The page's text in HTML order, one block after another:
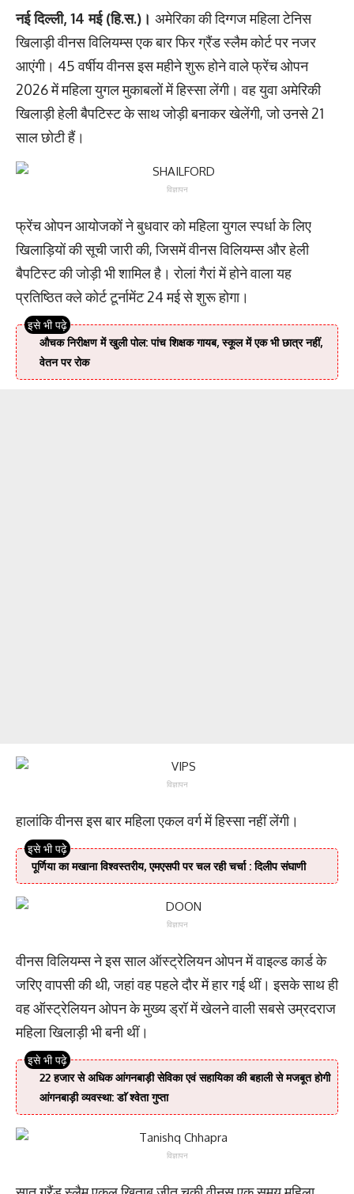
नई दिल्ली, 14 मई (हि.स.)। अमेरिका की दिग्गज महिला टेनिस
खिलाड़ी वीनस विलियम्स एक बार फिर ग्रैंड स्लैम कोर्ट पर नजर
आएंगी। 45 वर्षीय वीनस इस महीने शुरू होने वाले फ्रेंच ओपन
2026 में महिला युगल मुकाबलों में हिस्सा लेंगी। वह युवा अमेरिकी
खिलाड़ी हेली बैपटिस्ट के साथ जोड़ी बनाकर खेलेंगी, जो उनसे 21
साल छोटी हैं।
विज्ञापन
फ्रेंच ओपन आयोजकों ने बुधवार को महिला युगल स्पर्धा के लिए
खिलाड़ियों की सूची जारी की, जिसमें वीनस विलियम्स और हेली
बैपटिस्ट की जोड़ी भी शामिल है। रोलां गैरां में होने वाला यह
प्रतिष्ठित क्ले कोर्ट टूर्नामेंट 24 मई से शुरू होगा।
औचक निरीक्षण में खुली पोल: पांच शिक्षक गायब, स्कूल में एक भी छात्र नहीं,
वेतन पर रोक
विज्ञापन
हालांकि वीनस इस बार महिला एकल वर्ग में हिस्सा नहीं लेंगी।
पूर्णिया का मखाना विश्वस्तरीय, एमएसपी पर चल रही चर्चा : दिलीप संघाणी
विज्ञापन
वीनस विलियम्स ने इस साल ऑस्ट्रेलियन ओपन में वाइल्ड कार्ड के
जरिए वापसी की थी, जहां वह पहले दौर में हार गई थीं। इसके साथ ही
वह ऑस्ट्रेलियन ओपन के मुख्य ड्रॉ में खेलने वाली सबसे उम्रदराज
महिला खिलाड़ी भी बनी थीं।
22 हजार से अधिक आंगनबाड़ी सेविका एवं सहायिका की बहाली से मजबूत होगी
आंगनबाड़ी व्यवस्था: डाॅ श्वेता गुप्ता
विज्ञापन